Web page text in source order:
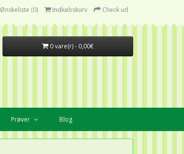
Ønskeliste (0) Indkøbskurv Check ud
0 vare(r) - 0,00€
Prøver Blog